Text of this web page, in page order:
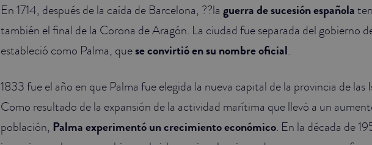
En 1714, después de la caída de Barcelona, ??la guerra de sucesión española
también el final de la Corona de Aragón. La ciudad fue separada del gobierno
estableció como Palma, quese convirtió en su nombre oficial.
1833 fue el año en que Palma fue elegida la nueva capital de la provincia de las
Como resultado de la expansión de la actividad marítima que llevó a un
población, Palma experimentó un crecimiento económico. En la década de